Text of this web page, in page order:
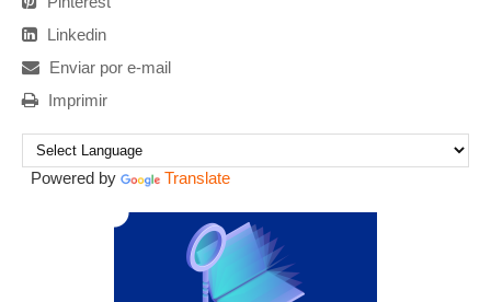
Linkedin
Enviar por e-mail
Imprimir
Powered by Translate